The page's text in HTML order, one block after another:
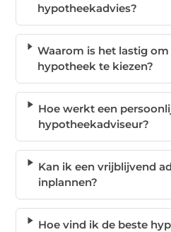
hypotheekadvies?
Waarom is het lastig
hypotheek te kiezen?
Hoe werkt een
hypotheekadviseur?
Kan ik een vrijblijvend
inplannen?
Hoe vind ik de beste